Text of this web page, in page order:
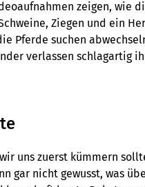
zeigen, wie
Ziegen und ein
Pferde suchen
verlassen schlagartig
uns zuerst kümmern
gar nicht gewusst, was